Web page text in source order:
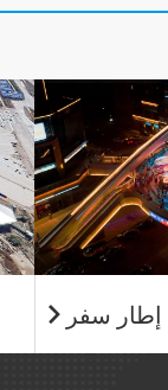
